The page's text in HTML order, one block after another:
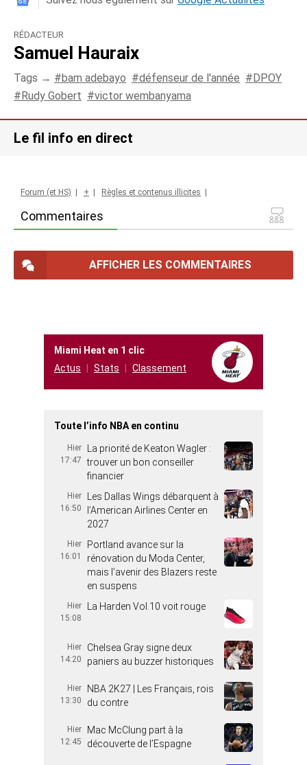
RÉDACTEUR
Samuel Hauraix
Tags → bam adebayo défenseur de l'année
DPOY
Rudy Gobert
victor wembanyama
Le fil info en direct
Commentaires
Forum (et HS) + Règles et contenus illicites
AFFICHER LES COMMENTAIRES
Miami Heat en 1 clic
Actus
Stats Classement
Toute l’info NBA en continu
Hier
17:47
La priorité de Keaton Wagler :
trouver un bon conseiller
financier
Hier
16:50
Les Dallas Wings débarquent à
l’American Airlines Center en
2027
Hier
16:01
Portland avance sur la
rénovation du Moda Center,
mais l’avenir des Blazers reste
en suspens
Hier
15:08
La Harden Vol.10 voit rouge
Hier
14:20
Chelsea Gray signe deux
paniers au buzzer historiques
Hier
13:30
NBA 2K27 | Les Français, rois
du contre
Hier
12:45
Mac McClung part à la
découverte de l’Espagne